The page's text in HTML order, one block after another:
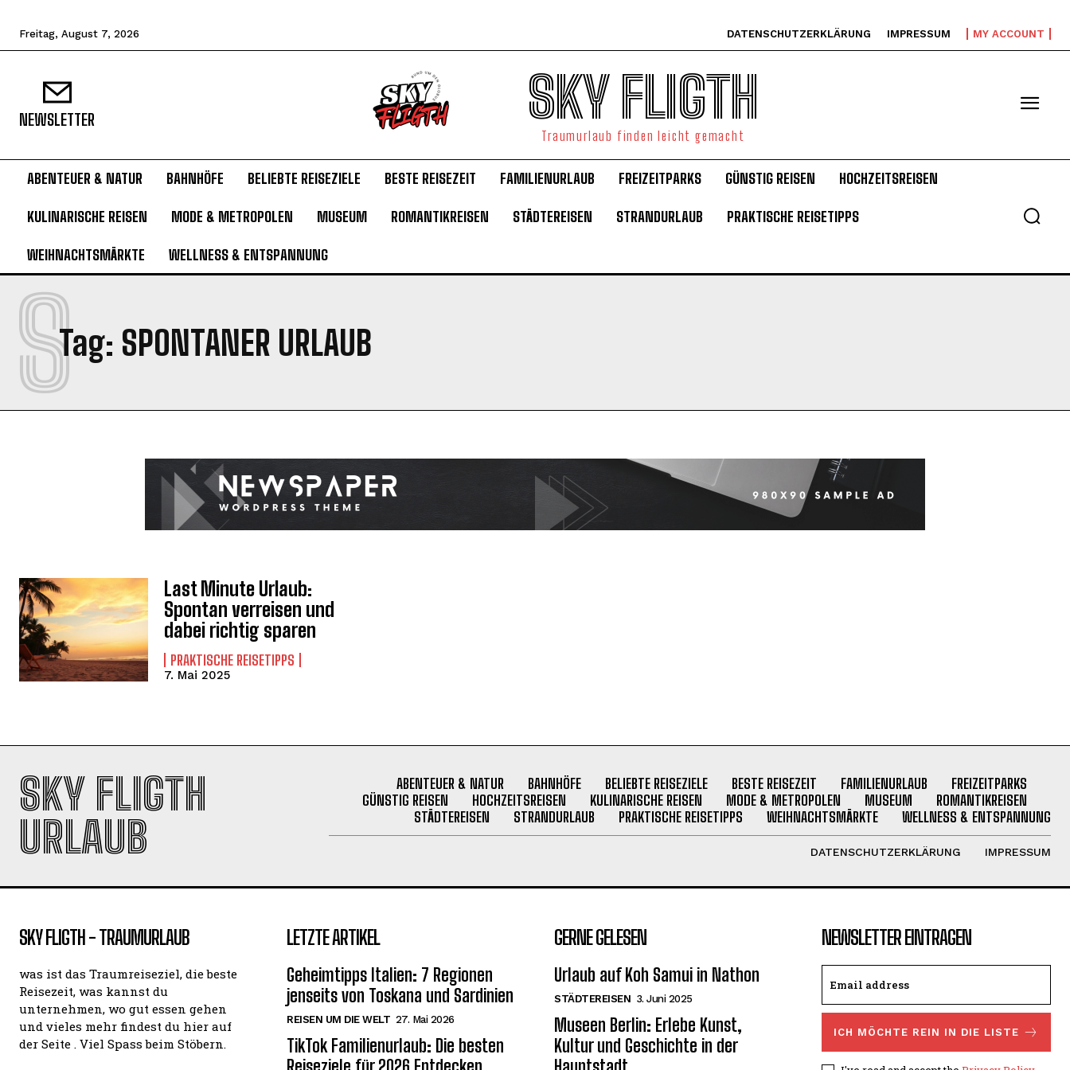
I WANT IN
Privacy Policy.
Freitag, August 7, 2026 DATENSCHUTZERKLÄRUNG IMPRESSUM MY ACCOUNT
NEWSLETTER SKY FLIGTH
Traumurlaub finden leicht gemacht
ABENTEUER & NATUR BAHNHÖFE BELIEBTE REISEZIELE BESTE REISEZEIT FAMILIENURLAUB FREIZEITPARKS GÜNSTIG REISEN HOCHZEITSREISEN
KULINARISCHE REISEN MODE & METROPOLEN MUSEUM ROMANTIKREISEN STÄDTEREISEN STRANDURLAUB PRAKTISCHE REISETIPPS
WEIHNACHTSMÄRKTE WELLNESS & ENTSPANNUNG
Tag: SPONTANER URLAUB
S
Last Minute Urlaub:
Spontan verreisen und
dabei richtig sparen
PRAKTISCHE REISETIPPS
7. Mai 2025
SKY FLIGTH
URLAUB
ABENTEUER & NATUR BAHNHÖFE BELIEBTE REISEZIELE BESTE REISEZEIT FAMILIENURLAUB
FREIZEITPARKS
GÜNSTIG REISEN
HOCHZEITSREISEN KULINARISCHE REISEN MODE & METROPOLEN MUSEUM
ROMANTIKREISEN
STÄDTEREISEN
STRANDURLAUB PRAKTISCHE REISETIPPS WEIHNACHTSMÄRKTE WELLNESS & ENTSPANNUNG
DATENSCHUTZERKLÄRUNG IMPRESSUM
SKY FLIGTH - TRAUMURLAUB
was ist das Traumreiseziel, die beste
Reisezeit, was kannst du
unternehmen, wo gut essen gehen
und vieles mehr findest du hier auf
der Seite . Viel Spass beim Stöbern.
LETZTE ARTIKEL
Geheimtipps Italien: 7 Regionen
jenseits von Toskana und Sardinien
REISEN UM DIE WELT 27. Mai 2026
TikTok Familienurlaub: Die besten
GERNE GELESEN
Urlaub auf Koh Samui in Nathon
STÄDTEREISEN 3. Juni 2025
Museen Berlin: Erlebe Kunst,
Kultur und Geschichte in der
NEWSLETTER EINTRAGEN
ICH MÖCHTE REIN IN DIE LISTE